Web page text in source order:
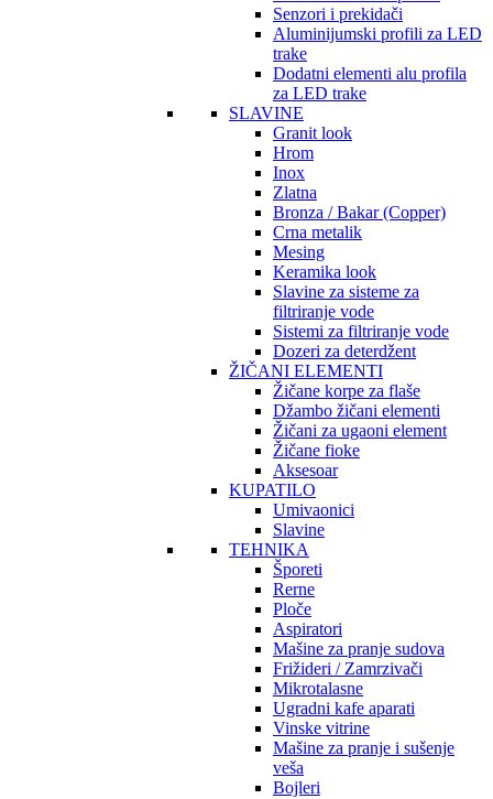
Senzori i prekidači
Aluminijumski profili za LED
trake
Dodatni elementi alu profila
za LED trake
SLAVINE
Granit look
Hrom
Inox
Zlatna
Bronza / Bakar (Copper)
Crna metalik
Mesing
Keramika look
Slavine za sisteme za
filtriranje vode
Sistemi za filtriranje vode
Dozeri za deterdžent
ŽIČANI ELEMENTI
Žičane korpe za flaše
Džambo žičani elementi
Žičani za ugaoni element
Žičane fioke
Aksesoar
KUPATILO
Umivaonici
Slavine
TEHNIKA
Šporeti
Rerne
Ploče
Aspiratori
Mašine za pranje sudova
Frižideri / Zamrzivači
Mikrotalasne
Ugradni kafe aparati
Vinske vitrine
Mašine za pranje i sušenje
veša
Bojleri